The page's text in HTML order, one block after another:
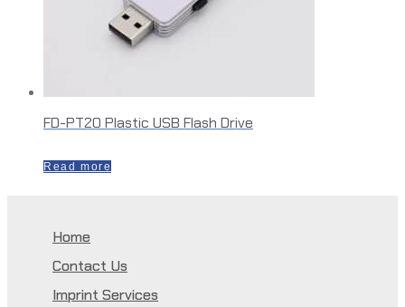
FD-PT20 Plastic USB Flash Drive
Read more
Home
Contact Us
Imprint Services